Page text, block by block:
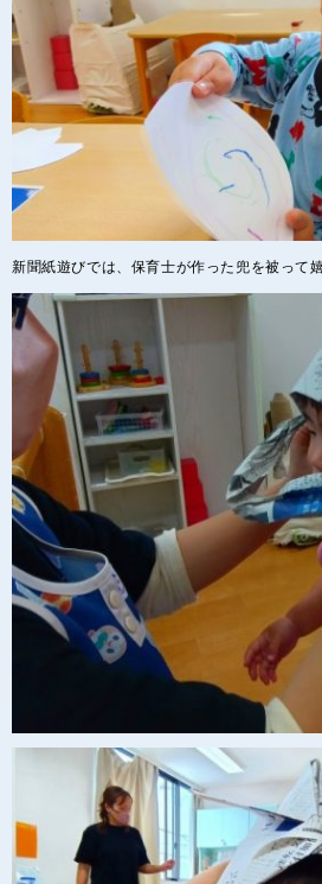
新聞紙遊びでは、保育士が作った兜を被って